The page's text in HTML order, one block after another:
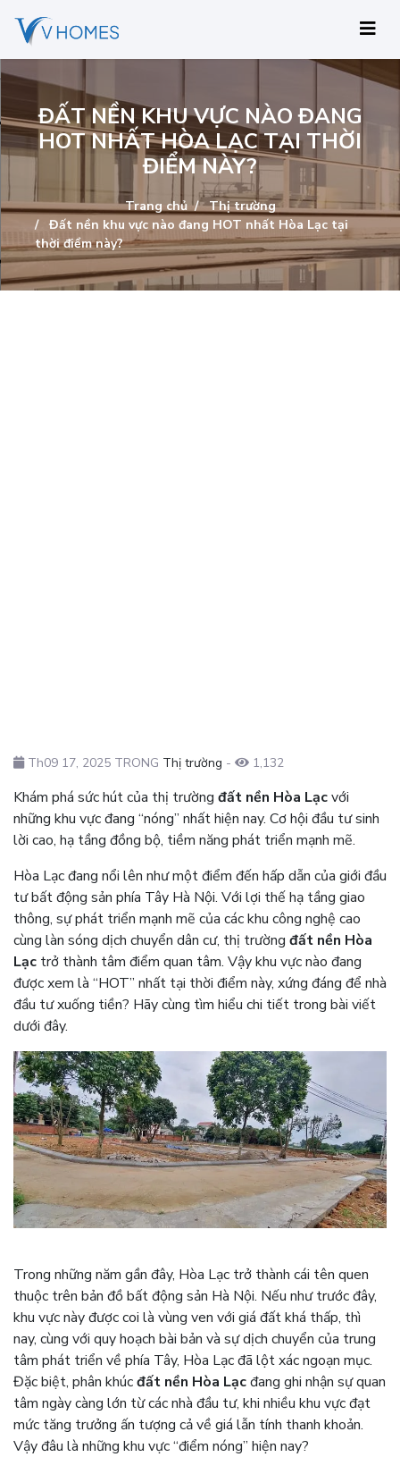
ĐẤT NỀN KHU VỰC NÀO ĐANG
HOT NHẤT HÒA LẠC TẠI THỜI
ĐIỂM NÀY?
Trang chủ
Thị trường
Đất nền khu vực nào đang HOT nhất Hòa Lạc tại
thời điểm này?
Th09 17, 2025 TRONG Thị trường - 1,132
Khám phá sức hút của thị trường đất nền Hòa Lạcvới
những khu vực đang “nóng” nhất hiện nay. Cơ hội đầu tư sinh
lời cao, hạ tầng đồng bộ, tiềm năng phát triển mạnh mẽ.
Hòa Lạc đang nổi lên như một điểm đến hấp dẫn của giới đầu
tư bất động sản phía Tây Hà Nội. Với lợi thế hạ tầng giao
thông, sự phát triển mạnh mẽ của các khu công nghệ cao
cùng làn sóng dịch chuyển dân cư, thị trường đất nền Hòa
Lạc trở thành tâm điểm quan tâm. Vậy khu vực nào đang
được xem là “HOT” nhất tại thời điểm này, xứng đáng để nhà
đầu tư xuống tiền? Hãy cùng tìm hiểu chi tiết trong bài viết
dưới đây.
Trong những năm gần đây, Hòa Lạc trở thành cái tên quen
thuộc trên bản đồ bất động sản Hà Nội. Nếu như trước đây,
khu vực này được coi là vùng ven với giá đất khá thấp, thì
nay, cùng với quy hoạch bài bản và sự dịch chuyển của trung
tâm phát triển về phía Tây, Hòa Lạc đã lột xác ngoạn mục.
Đặc biệt, phân khúcđất nền Hòa Lạcđang ghi nhận sự quan
tâm ngày càng lớn từ các nhà đầu tư, khi nhiều khu vực đạt
mức tăng trưởng ấn tượng cả về giá lẫn tính thanh khoản.
Vậy đâu là những khu vực “điểm nóng” hiện nay?